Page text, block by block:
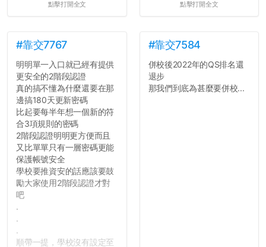
點擊打開全文 點擊打開全文
#靠交7767
明明單一入口就已經有提供
更安全的2階段認證
真的搞不懂為什麼還要在那
邊搞180天更新密碼
比起要每半年想一個新的符
合3項規則的密碼
2階段認證明明更方便而且
又比單單只有一層密碼更能
保護帳號安全
學校要推資安的話應該要鼓
勵大家使用2階段認證才對
吧
.
.
.
順帶一提，學校沒有設定至
#靠交7584
併校後2022年的QS排名還
退步
那我們到底為甚麼要併校...